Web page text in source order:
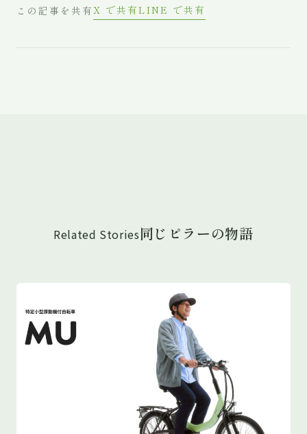
この記事を共有X で共有LINE で共有
Related Stories同じピラーの物語